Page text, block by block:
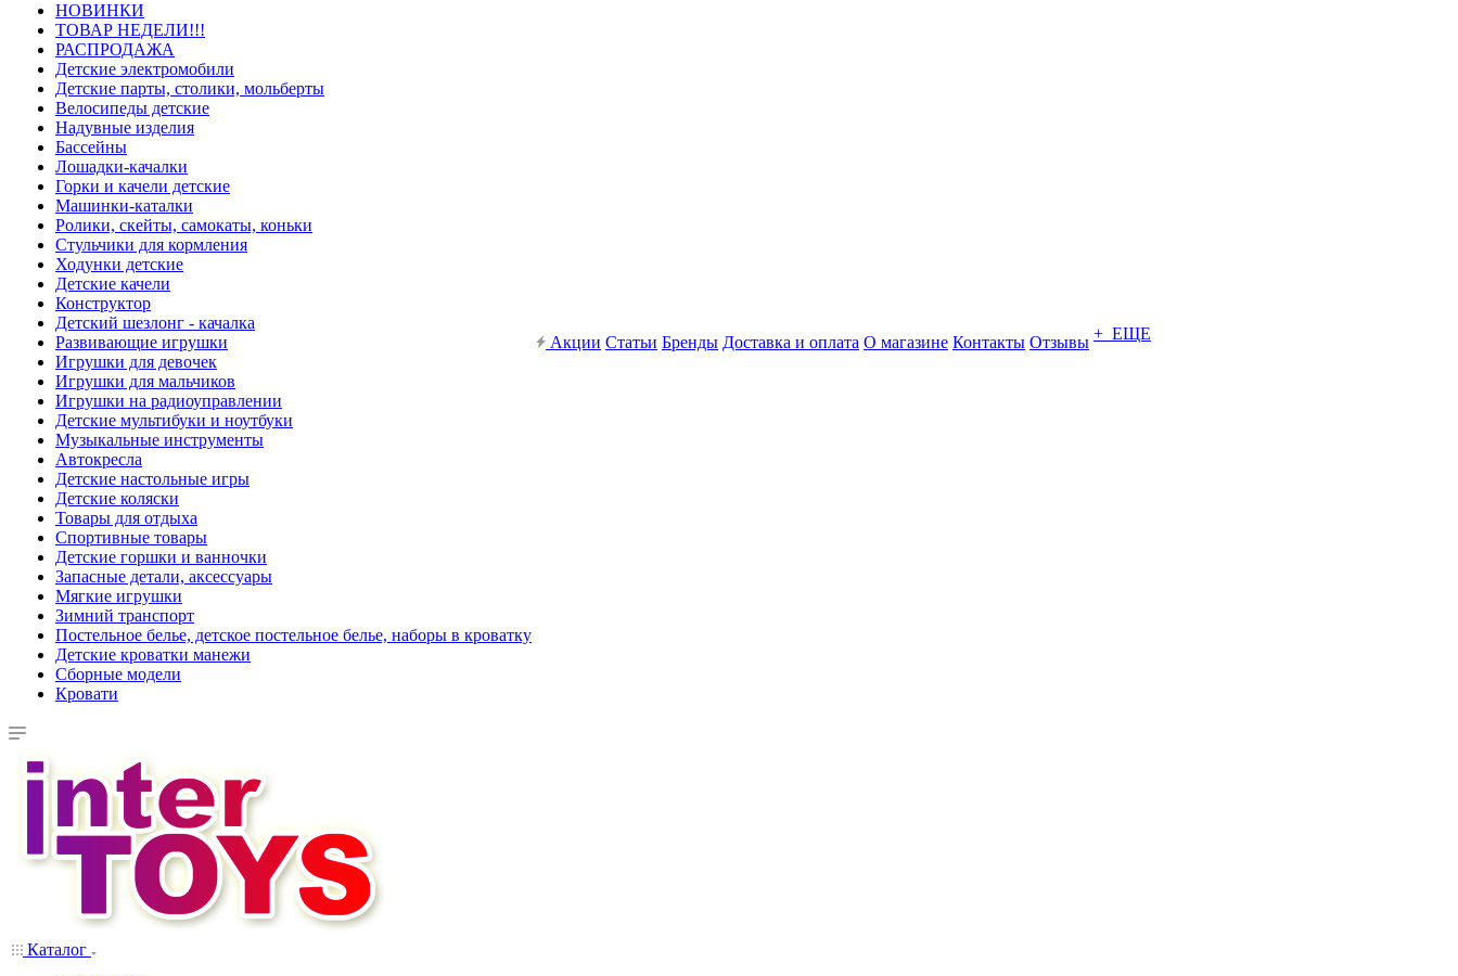
НОВИНКИ
ТОВАР НЕДЕЛИ!!!
РАСПРОДАЖА
Детские электромобили
Детские парты, столики, мольберты
Велосипеды детские
Надувные изделия
Бассейны
Лошадки-качалки
Горки и качели детские
Машинки-каталки
Ролики, скейты, самокаты, коньки
Стульчики для кормления
Ходунки детские
Детские качели
Конструктор
Детский шезлонг - качалка
Развивающие игрушки
Игрушки для девочек
Игрушки для мальчиков
Игрушки на радиоуправлении
Детские мультибуки и ноутбуки
Музыкальные инструменты
Автокресла
Детские настольные игры
Детские коляски
Товары для отдыха
Спортивные товары
Детские горшки и ванночки
Запасные детали, аксессуары
Мягкие игрушки
Зимний транспорт
Постельное белье, детское постельное белье, наборы в кроватку
Детские кроватки манежи
Сборные модели
Кровати
Акции Статьи Бренды Доставка и оплата О магазине Контакты Отзывы + ЕЩЕ
Каталог